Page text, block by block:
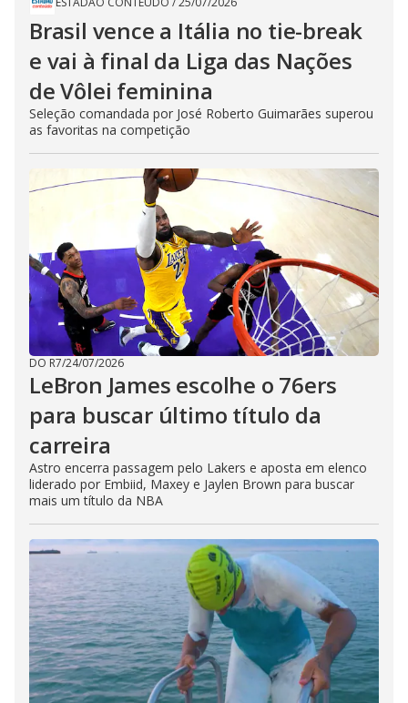
Brasil vence a Itália no tie-break
e vai à final da Liga das Nações
de Vôlei feminina
Seleção comandada por José Roberto Guimarães superou
as favoritas na competição
DO R7/24/07/2026
LeBron James escolhe o 76ers
para buscar último título da
carreira
Astro encerra passagem pelo Lakers e aposta em elenco
liderado por Embiid, Maxey e Jaylen Brown para buscar
mais um título da NBA